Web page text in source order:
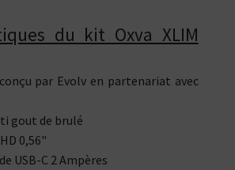
du kit Oxva XLIM
par Evolv en partenariat avec
gout de brulé
0,56"
USB-C 2 Ampères